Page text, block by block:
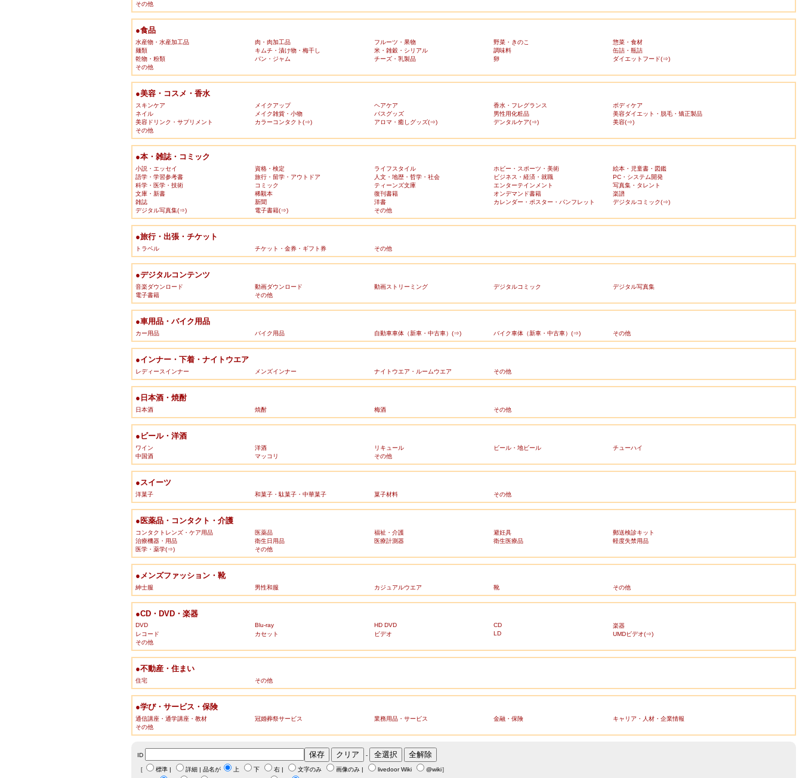
その他
●食品
水産物・水産加工品 肉・肉加工品 フルーツ・果物 野菜・きのこ
惣菜・食材
麺類
キムチ・漬け物・梅干し 米・雑穀・シリアル 調味料
缶詰・瓶詰
乾物・粉類
パン・ジャム チーズ・乳製品 卵
ダイエットフード(⇒)
その他
●美容・コスメ・香水
スキンケア メイクアップ ヘアケア 香水・フレグランス
ボディケア
ネイル
メイク雑貨・小物 バスグッズ 男性用化粧品
美容ダイエット・脱毛・矯正製品
美容ドリンク・サプリメント
カラーコンタクト(⇒) アロマ・癒しグッズ(⇒) デンタルケア(⇒)
美容(⇒)
その他
●本・雑誌・コミック
小説・エッセイ 資格・検定 ライフスタイル ホビー・スポーツ・美術
絵本・児童書・図鑑
語学・学習参考書
旅行・留学・アウトドア 人文・地歴・哲学・社会 ビジネス・経済・就職
PC・システム開発
科学・医学・技術
コミック ティーンズ文庫 エンターテインメント
写真集・タレント
文庫・新書
稀覯本 復刊書籍 オンデマンド書籍
楽譜
雑誌
新聞 洋書 カレンダー・ポスター・パンフレット
デジタルコミック(⇒)
デジタル写真集(⇒)
電子書籍(⇒) その他
●旅行・出張・チケット
トラベル チケット・金券・ギフト券 その他
●デジタルコンテンツ
音楽ダウンロード 動画ダウンロード 動画ストリーミング デジタルコミック
デジタル写真集
電子書籍
その他
●車用品・バイク用品
カー用品 バイク用品 自動車車体（新車・中古車）(⇒) バイク車体（新車・中古車）(⇒) その他
●インナー・下着・ナイトウエア
レディースインナー メンズインナー ナイトウエア・ルームウエア その他
●日本酒・焼酎
日本酒 焼酎 梅酒 その他
●ビール・洋酒
ワイン 洋酒 リキュール ビール・地ビール
チューハイ
中国酒
マッコリ その他
●スイーツ
洋菓子 和菓子・駄菓子・中華菓子 菓子材料 その他
●医薬品・コンタクト・介護
コンタクトレンズ・ケア用品 医薬品 福祉・介護 避妊具
郵送検診キット
治療機器・用品
衛生日用品 医療計測器 衛生医療品
軽度失禁用品
医学・薬学(⇒)
その他
●メンズファッション・靴
紳士服 男性和服 カジュアルウエア 靴 その他
●CD・DVD・楽器
DVD Blu-ray HD DVD CD
楽器
レコード
カセット ビデオ LD
UMDビデオ(⇒)
その他
●不動産・住まい
住宅 その他
●学び・サービス・保険
通信講座・通学講座・教材 冠婚葬祭サービス 業務用品・サービス 金融・保険
キャリア・人材・企業情報
その他
ID -
［ 標準 | 詳細 | 品名が 上 下 右 | 文字のみ 画像のみ | livedoor Wiki @wiki］